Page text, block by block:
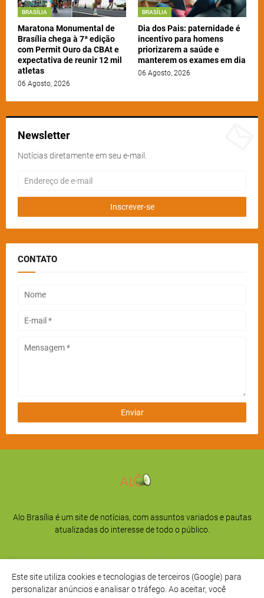
BRASÍLIA
Maratona Monumental de
Brasília chega à 7ª edição
com Permit Ouro da CBAt e
expectativa de reunir 12 mil
atletas
06 Agosto, 2026
BRASÍLIA
Dia dos Pais: paternidade é
incentivo para homens
priorizarem a saúde e
manterem os exames em dia
06 Agosto, 2026
Newsletter
Notícias diretamente em seu e-mail.
CONTATO
Alo Brasília é um site de notícias, com assuntos variados e pautas
atualizadas do interesse de todo o público.
Este site utiliza cookies e tecnologias de terceiros (Google) para
personalizar anúncios e analisar o tráfego. Ao aceitar, você